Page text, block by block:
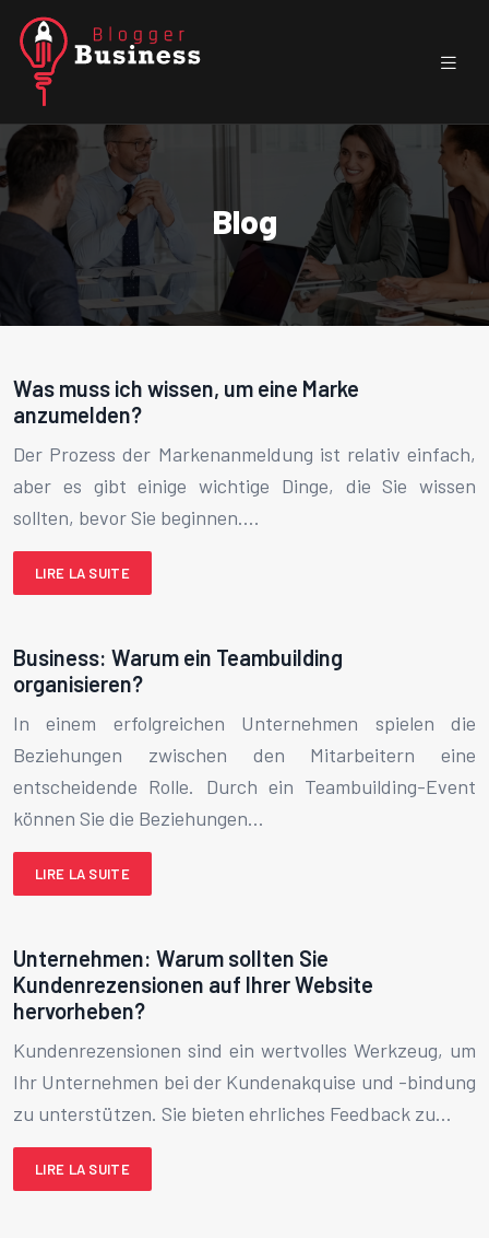
Blog
Was muss ich wissen, um eine Marke
anzumelden?
Der Prozess der Markenanmeldung ist relativ einfach,
aber es gibt einige wichtige Dinge, die Sie wissen
sollten, bevor Sie beginnen….
LIRE LA SUITE
Business: Warum ein Teambuilding
organisieren?
In einem erfolgreichen Unternehmen spielen die
Beziehungen zwischen den Mitarbeitern eine
entscheidende Rolle. Durch ein Teambuilding-Event
können Sie die Beziehungen…
LIRE LA SUITE
Unternehmen: Warum sollten Sie
Kundenrezensionen auf Ihrer Website
hervorheben?
Kundenrezensionen sind ein wertvolles Werkzeug, um
Ihr Unternehmen bei der Kundenakquise und -bindung
zu unterstützen. Sie bieten ehrliches Feedback zu…
LIRE LA SUITE